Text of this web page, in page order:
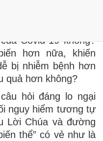
quả để chống lại
Covid-19 không?
hơn nữa, khiến
bị nhiễm bệnh hơn
quả hơn không?
hỏi đáng lo ngại
nguy hiểm tương tự
Lời Chúa và đường
thể” có vẻ như là